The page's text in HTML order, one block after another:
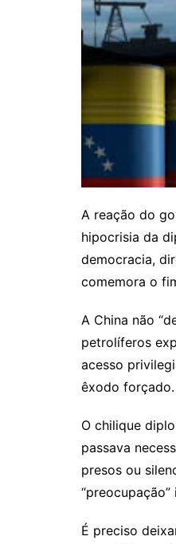
A reação do
hipocrisia da
democracia,
comemora o
A China não
petrolíferos
acesso
êxodo forçado.
O chilique
passava
presos ou
É preciso